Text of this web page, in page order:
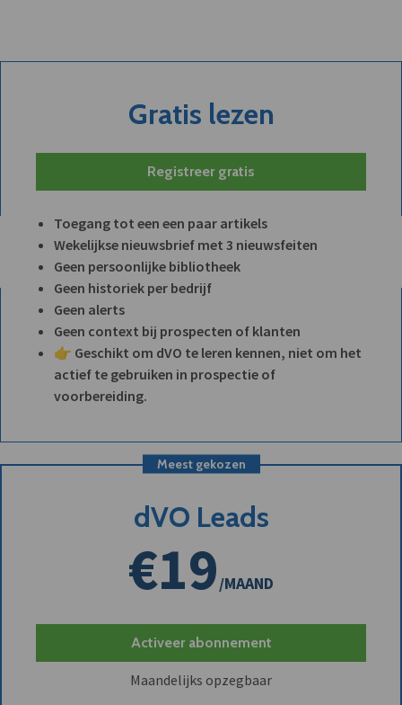
Gratis lezen
Registreer gratis
Toegang tot een een paar artikels
Wekelijkse nieuwsbrief met 3 nieuwsfeiten
Geen persoonlijke bibliotheek
Geen historiek per bedrijf
Geen alerts
Geen context bij prospecten of klanten
👉 Geschikt om dVO te leren kennen, niet om het
actief te gebruiken in prospectie of
voorbereiding.
Meest gekozen
dVO Leads
€19/MAAND
Activeer abonnement
Maandelijks opzegbaar